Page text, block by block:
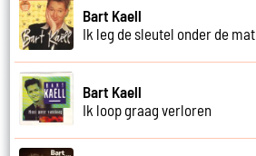
Bart Kaell
Ik leg de sleutel onder de mat
Bart Kaell
Ik loop graag verloren